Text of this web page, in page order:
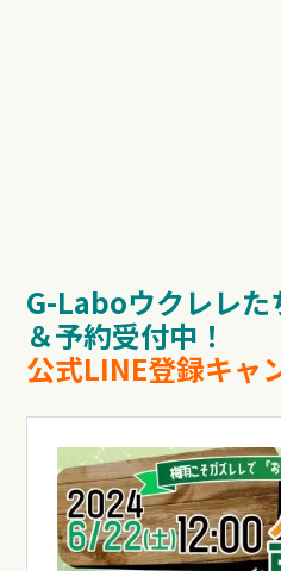
G-Laboウクレレた
＆予約受付中！
公式LINE登録キャ